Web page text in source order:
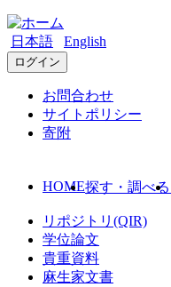
日本語 English
ログイン
お問合わせ
サイトポリシー
寄附
HOME探す・調べる
リポジトリ(QIR)
学位論文
貴重資料
麻生家文書